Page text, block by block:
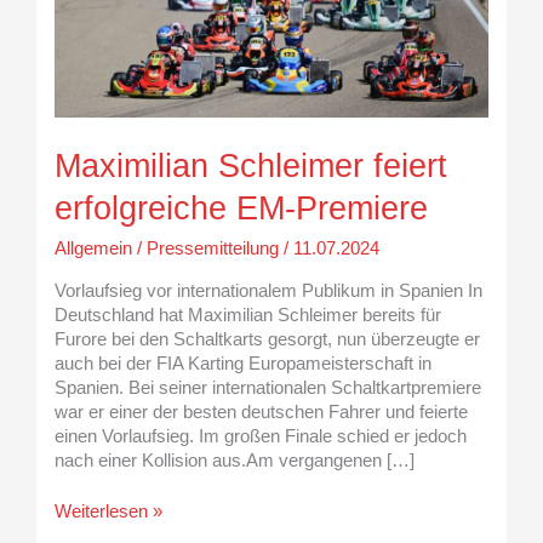
Maximilian Schleimer feiert
erfolgreiche EM-Premiere
Allgemein/ Pressemitteilung / 11.07.2024
Vorlaufsieg vor internationalem Publikum in Spanien In
Deutschland hat Maximilian Schleimer bereits für
Furore bei den Schaltkarts gesorgt, nun überzeugte er
auch bei der FIA Karting Europameisterschaft in
Spanien. Bei seiner internationalen Schaltkartpremiere
war er einer der besten deutschen Fahrer und feierte
einen Vorlaufsieg. Im großen Finale schied er jedoch
nach einer Kollision aus.Am vergangenen […]
Weiterlesen »